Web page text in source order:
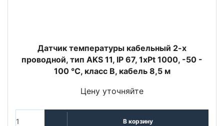
Датчик температуры кабельный 2-х
проводной, тип AKS 11, IP 67, 1xPt 1000, -50 -
100 °C, класс В, кабель 8,5 м
Цену уточняйте
В корзину